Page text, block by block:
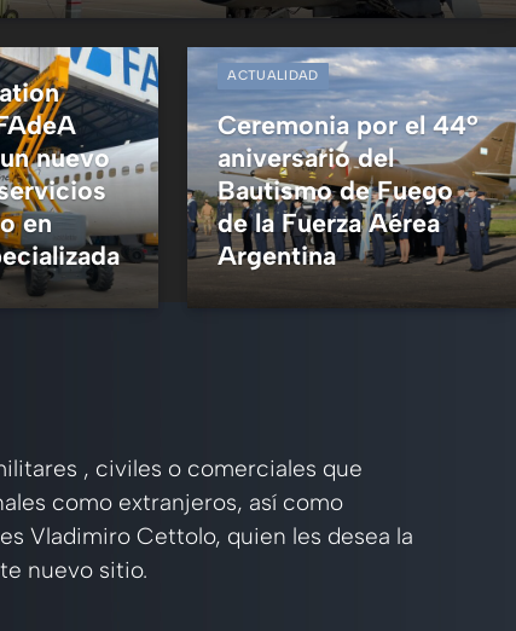
nuevo
en
ACTUALIDAD
Ceremonia por el 44º
aniversario del
Bautismo de Fuego
de la Fuerza Aérea
Argentina
, civiles o comerciales que
como extranjeros, así como
Vladimiro Cettolo, quien les desea la
nuevo sitio.